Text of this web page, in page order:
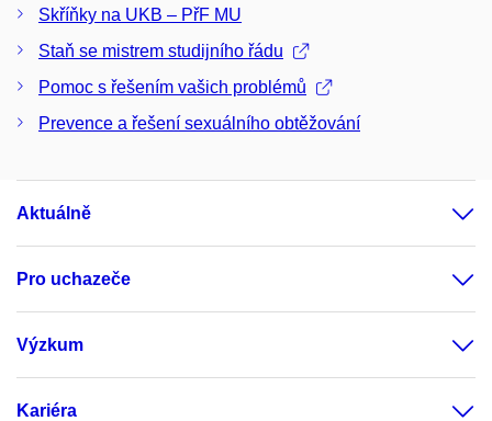
Skříňky na UKB – PřF MU
Staň se mistrem studijního řádu
Pomoc s řešením vašich problémů
Prevence a řešení sexuálního obtěžování
Aktuálně
Pro uchazeče
Výzkum
Kariéra